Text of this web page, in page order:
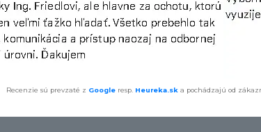
Recenzie sú prevzaté z Google resp. Heureka.sk a pochádzajú od